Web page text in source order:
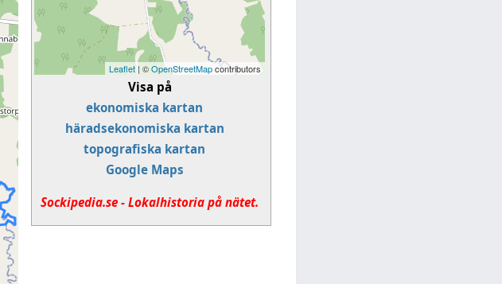
Leaflet | ©OpenStreetMapcontributors
Visa på
ekonomiska kartan
häradsekonomiska kartan
topografiska kartan
Google Maps
Sockipedia.se - Lokalhistoria på nätet.